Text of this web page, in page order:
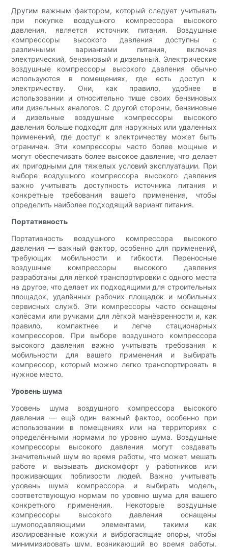
Другим важным фактором, который следует учитывать
при покупке воздушного компрессора высокого
давления, является источник питания. Воздушные
компрессоры высокого давления доступны с
различными вариантами питания, включая
электрический, бензиновый и дизельный. Электрические
воздушные компрессоры высокого давления обычно
используются в помещениях, где есть доступ к
электричеству. Они, как правило, удобнее в
использовании и относительно тише своих бензиновых
или дизельных аналогов. С другой стороны, бензиновые
и дизельные воздушные компрессоры высокого
давления больше подходят для наружных или удаленных
применений, где доступ к электричеству может быть
ограничен. Эти компрессоры часто более мощные и
могут обеспечивать более высокое давление, что делает
их пригодными для тяжелых условий эксплуатации. При
выборе воздушного компрессора высокого давления
важно учитывать доступность источника питания и
конкретные требования вашего применения, чтобы
определить наиболее подходящий вариант питания.
Портативность
Портативность воздушного компрессора высокого
давления — важный фактор, особенно для применений,
требующих мобильности и гибкости. Переносные
воздушные компрессоры высокого давления
разработаны для лёгкой транспортировки с одного места
на другое, что делает их подходящими для строительных
площадок, удалённых рабочих площадок и мобильных
сервисных служб. Эти компрессоры часто оснащены
колёсами или ручками для лёгкой манёвренности и, как
правило, компактнее и легче стационарных
компрессоров. При выборе воздушного компрессора
высокого давления важно учитывать требования к
мобильности для вашего применения и выбирать
компрессор, который можно легко транспортировать в
нужное место.
Уровень шума
Уровень шума воздушного компрессора высокого
давления — ещё один важный фактор, особенно при
использовании в помещениях или на территориях с
определёнными нормами по уровню шума. Воздушные
компрессоры высокого давления могут создавать
значительный шум во время работы, что может мешать
работе и вызывать дискомфорт у работников или
проживающих поблизости людей. Важно учитывать
уровень шума компрессора и выбирать модель,
соответствующую нормам по уровню шума для вашего
конкретного применения. Некоторые воздушные
компрессоры высокого давления оснащены
шумоподавляющими элементами, такими как
изолированные кожухи и виброгасящие опоры, чтобы
минимизировать шум, возникающий во время работы.